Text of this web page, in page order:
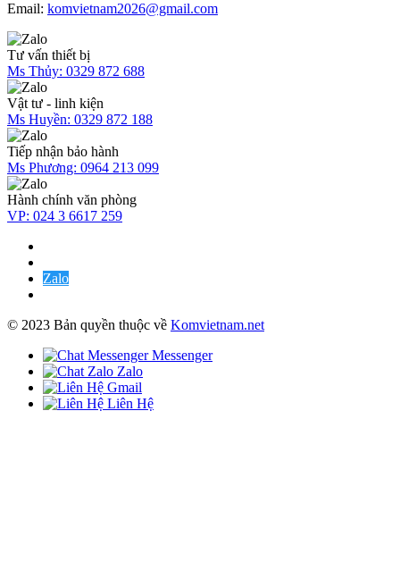
Email: komvietnam2026@gmail.com
Tư vấn thiết bị
Ms Thủy: 0329 872 688
Vật tư - linh kiện
Ms Huyền: 0329 872 188
Tiếp nhận bảo hành
Ms Phương: 0964 213 099
Hành chính văn phòng
VP: 024 3 6617 259
Zalo
© 2023 Bản quyền thuộc về Komvietnam.net
Messenger
Zalo
Gmail
Liên Hệ